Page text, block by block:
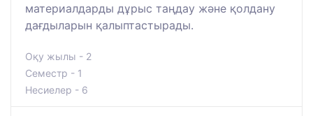
материалдарды дұрыс таңдау және қолдану
дағдыларын қалыптастырады.
Оқу жылы - 2
Семестр - 1
Несиелер - 6